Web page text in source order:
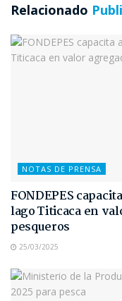
Relacionado
NOTAS DE PRENSA
FONDEPES
lago Titicaca en
pesqueros
25/03/2025